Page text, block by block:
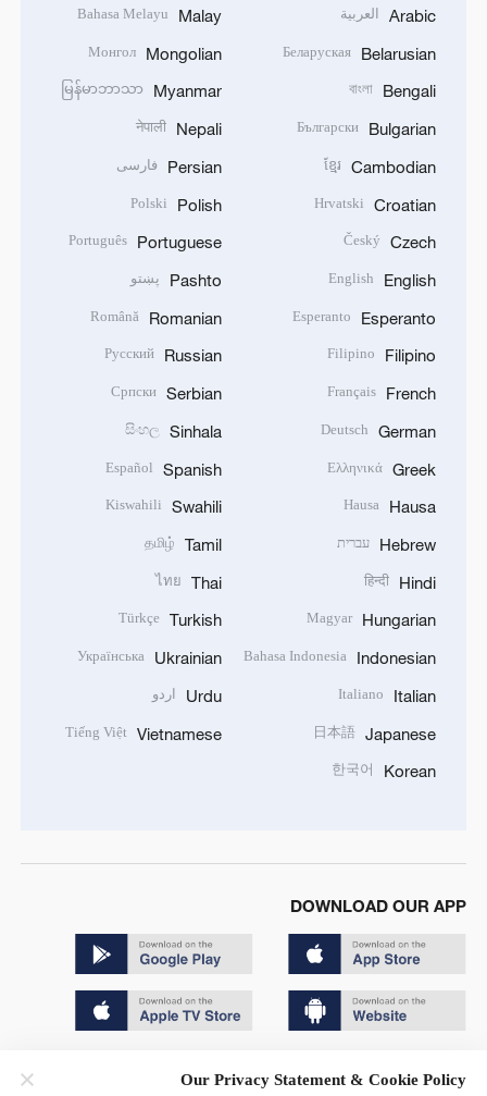
Arabic العربية
Belarusian
Беларуская
Bengali
বাংলা
Bulgarian
Български
Cambodian
ខ្មែរ
Croatian
Hrvatski
Czech
Český
English
English
Esperanto
Esperanto
Filipino
Filipino
French
Français
German
Deutsch
Greek
Ελληνικά
Hausa
Hausa
Hebrew עברית
Hindi
हिन्दी
Hungarian
Magyar
Indonesian
Bahasa Indonesia
Italian
Italiano
Japanese
日本語
Korean
한국어
Malay
Bahasa Melayu
Mongolian
Монгол
Myanmar
မြန်မာဘာသာ
Nepali
नेपाली
Persian فارسی
Polish
Polski
Portuguese
Português
Pashto پښتو
Romanian
Română
Russian
Русский
Serbian
Српски
Sinhala
සිංහල
Spanish
Español
Swahili
Kiswahili
Tamil
தமிழ்
Thai
ไทย
Turkish
Türkçe
Ukrainian
Українська
Urdu اردو
Vietnamese
Tiếng Việt
DOWNLOAD OUR APP
Our Privacy Statement & Cookie Policy